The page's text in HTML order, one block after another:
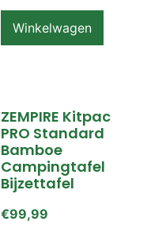
Winkelwagen
ZEMPIRE Kitpac
PRO Standard
Bamboe
Campingtafel
Bijzettafel
€99,99